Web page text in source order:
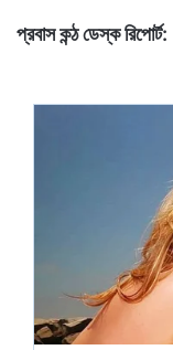
প্রবাস কন্ঠ ডেস্ক রিপোর্ট: